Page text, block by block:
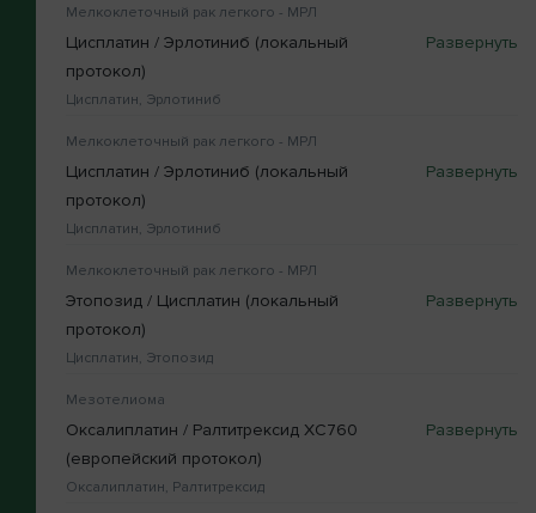
Мелкоклеточный рак легкого - МРЛ
Цисплатин / Эрлотиниб (локальный
протокол)
Цисплатин, Эрлотиниб
Мелкоклеточный рак легкого - МРЛ
Цисплатин / Эрлотиниб (локальный
протокол)
Цисплатин, Эрлотиниб
Мелкоклеточный рак легкого - МРЛ
Этопозид / Цисплатин (локальный
протокол)
Цисплатин, Этопозид
Мезотелиома
Оксалиплатин / Ралтитрексид XC760
(европейский протокол)
Оксалиплатин, Ралтитрексид